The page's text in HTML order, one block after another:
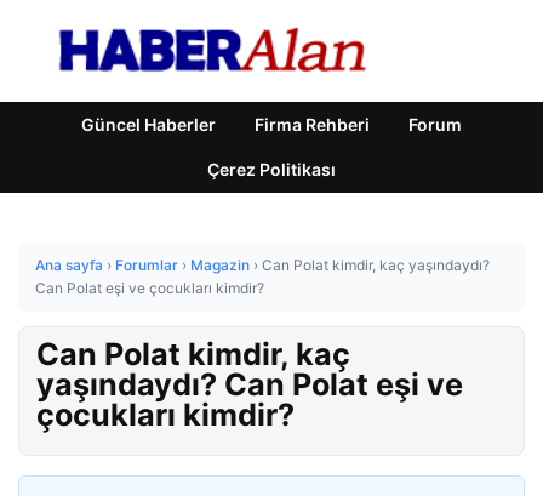
Güncel Haberler Firma Rehberi Forum
Çerez Politikası
Ana sayfa › Forumlar › Magazin › Can Polat kimdir, kaç yaşındaydı?
Can Polat eşi ve çocukları kimdir?
Can Polat kimdir, kaç
yaşındaydı? Can Polat eşi ve
çocukları kimdir?